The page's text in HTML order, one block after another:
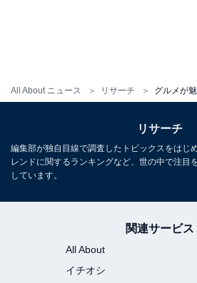
All About ニュース リサーチ
リサーチ
編集部が独自目線で調査したトピックスをはじ
レンドに関するランキングなど、世の中で注目
しています。
関連サービス
All About
イチオシ